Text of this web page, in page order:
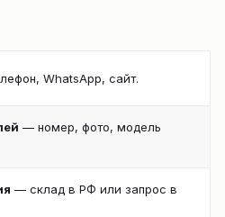
WhatsApp, сайт.
— номер, фото, модель
— склад в РФ или запрос в